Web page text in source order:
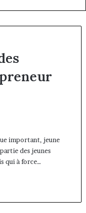
important, jeune
des jeunes
qui à force…